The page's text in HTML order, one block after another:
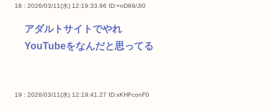
18 : 2026/03/11(水) 12:19:33.96 ID:+nD69/JI0
アダルトサイトでやれ
YouTubeをなんだと思ってる
19 : 2026/03/11(水) 12:19:41.27 ID:xKHFconF0